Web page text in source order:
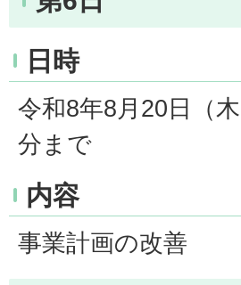
日時
令和8年8月20日（
分まで
内容
事業計画の改善